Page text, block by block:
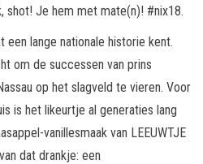
shot! Je hem met mate(n)! #nix18.
lange nationale historie kent.
om de successen van prins
op het slagveld te vieren. Voor
is het likeurtje al generaties lang
vanillesmaak van LEEUWTJE
dat drankje: een